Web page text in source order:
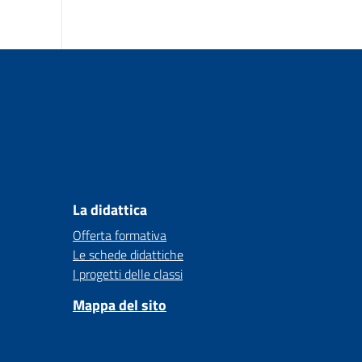
La didattica
Offerta formativa
Le schede didattiche
I progetti delle classi
Mappa del sito